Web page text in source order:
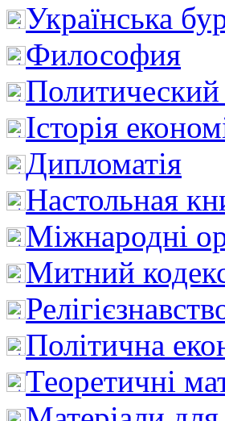
Українська
Философия
Политический
Історія
Дипломатія
Настольная
Міжнародні
Митний
Політична
Теоретичні